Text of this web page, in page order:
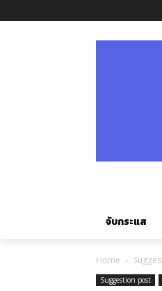
จับกระแส
Home
Suggestion post